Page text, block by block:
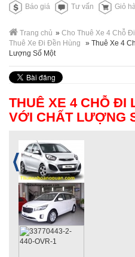
Báo giá Tư vấn Giỏ
Trang chủ » Cho Thuê Xe 4 Chỗ
Thuê Xe Đi Đền Hùng
» Thuê Xe 4
Lượng Số Một
THUÊ XE 4 CHỖ ĐI
VỚI CHẤT LƯỢNG